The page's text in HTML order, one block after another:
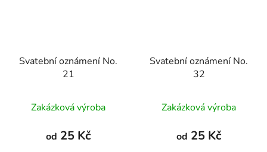
Svatební oznámení No.
21
hodnocení
produktu
Zakázková výroba
od 25 Kč
Svatební oznámení No.
32
Zakázková výroba
od 25 Kč